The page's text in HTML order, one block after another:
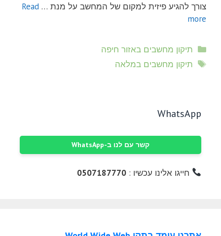
צורך להגיע פיזית למקום של המחשב על מנת … Read
more
קטגוריות
תיקון מחשבים באזור חיפה
תגיות
תיקון מחשבים במלאה
WhatsApp
קשר עם לנו ב-WhatsApp
חייגו אלינו עכשיו :0507187770